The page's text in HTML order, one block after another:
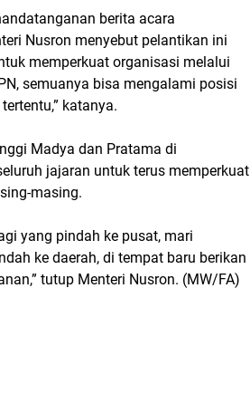
berita acara
Nusron menyebut pelantikan ini
memperkuat organisasi melalui
semuanya bisa mengalami posisi
katanya.
Madya dan Pratama di
jajaran untuk terus memperkuat
masing.
yang pindah ke pusat, mari
ke daerah, di tempat baru berikan
tutup Menteri Nusron. (MW/FA)